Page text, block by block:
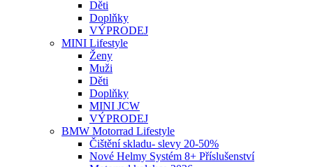
Děti
Doplňky
VÝPRODEJ
MINI Lifestyle
Ženy
Muži
Děti
Doplňky
MINI JCW
VÝPRODEJ
BMW Motorrad Lifestyle
Čištění skladu- slevy 20-50%
Nové Helmy Systém 8+ Příslušenství